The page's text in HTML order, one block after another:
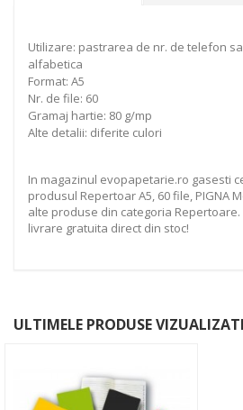
Utilizare: pastrarea de nr. de telefon
alfabetica
Format: A5
Nr. de file: 60
Gramaj hartie: 80 g/mp
Alte detalii: diferite culori
In magazinul evopapetarie.ro gasesti
produsul Repertoar A5, 60 file, PIGNA
alte produse din categoria Repertoare.
livrare gratuita direct din stoc!
ULTIMELE PRODUSE